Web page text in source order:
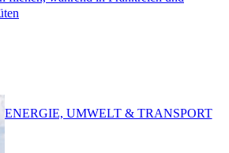
ENERGIE, UMWELT & TRANSPORT